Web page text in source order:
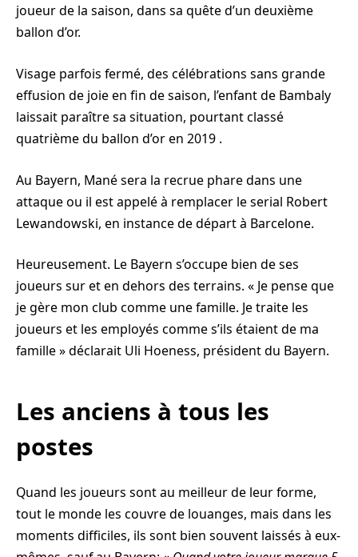
joueur de la saison, dans sa quête d’un deuxième
ballon d’or.
Visage parfois fermé, des célébrations sans grande
effusion de joie en fin de saison, l’enfant de Bambaly
laissait paraître sa situation, pourtant classé
quatrième du ballon d’or en 2019 .
Au Bayern, Mané sera la recrue phare dans une
attaque ou il est appelé à remplacer le serial Robert
Lewandowski, en instance de départ à Barcelone.
Heureusement. Le Bayern s’occupe bien de ses
joueurs sur et en dehors des terrains. « Je pense que
je gère mon club comme une famille. Je traite les
joueurs et les employés comme s’ils étaient de ma
famille » déclarait Uli Hoeness, président du Bayern.
Les anciens à tous les
postes
Quand les joueurs sont au meilleur de leur forme,
tout le monde les couvre de louanges, mais dans les
moments difficiles, ils sont bien souvent laissés à eux-